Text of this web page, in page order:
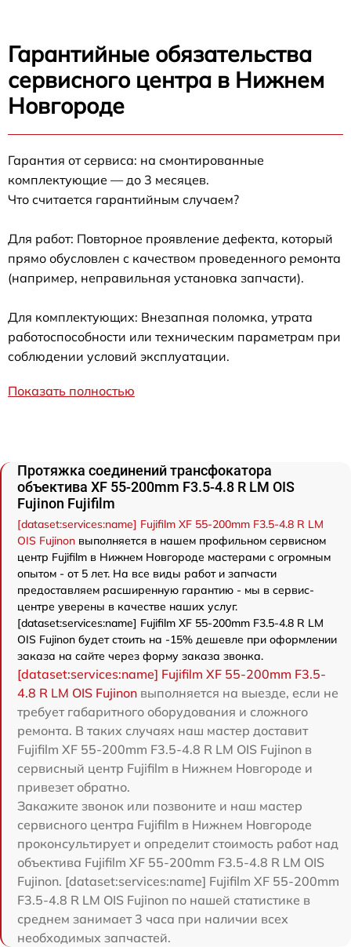
Гарантийные обязательства
сервисного центра в Нижнем
Новгороде
Гарантия от сервиса: на смонтированные
комплектующие — до 3 месяцев.
Что считается гарантийным случаем?
Для работ: Повторное проявление дефекта, который
прямо обусловлен с качеством проведенного ремонта
(например, неправильная установка запчасти).
Для комплектующих: Внезапная поломка, утрата
работоспособности или техническим параметрам при
соблюдении условий эксплуатации.
Показать полностью
Протяжка соединений трансфокатора
объектива XF 55-200mm F3.5-4.8 R LM OIS
Fujinon Fujifilm
[dataset:services:name] Fujifilm XF 55-200mm F3.5-4.8 R LM
OIS Fujinon выполняется в нашем профильном сервисном
центр Fujifilm в Нижнем Новгороде мастерами с огромным
опытом - от 5 лет. На все виды работ и запчасти
предоставляем расширенную гарантию - мы в сервис-
центре уверены в качестве наших услуг.
[dataset:services:name] Fujifilm XF 55-200mm F3.5-4.8 R LM
OIS Fujinon будет стоить на -15% дешевле при оформлении
заказа на сайте через форму заказа звонка.
[dataset:services:name] Fujifilm XF 55-200mm F3.5-
4.8 R LM OIS Fujinon выполняется на выезде, если не
требует габаритного оборудования и сложного
ремонта. В таких случаях наш мастер доставит
Fujifilm XF 55-200mm F3.5-4.8 R LM OIS Fujinon в
сервисный центр Fujifilm в Нижнем Новгороде и
привезет обратно.
Закажите звонок или позвоните и наш мастер
сервисного центра Fujifilm в Нижнем Новгороде
проконсультирует и определит стоимость работ над
объектива Fujifilm XF 55-200mm F3.5-4.8 R LM OIS
Fujinon. [dataset:services:name] Fujifilm XF 55-200mm
F3.5-4.8 R LM OIS Fujinon по нашей статистике в
среднем занимает 3 часа при наличии всех
необходимых запчастей.